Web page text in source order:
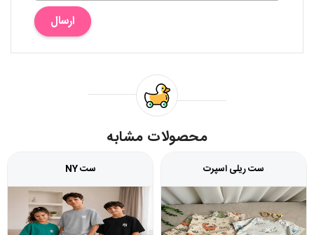
ارسال
محصولات مشابه
ست ریلی اسپرت ست NY